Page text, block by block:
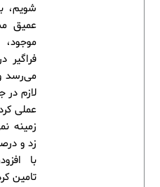
شویم،
عمیق
فراگیر
می‌رسد
لازم
عملی
زمینه
زد و
با
تامین